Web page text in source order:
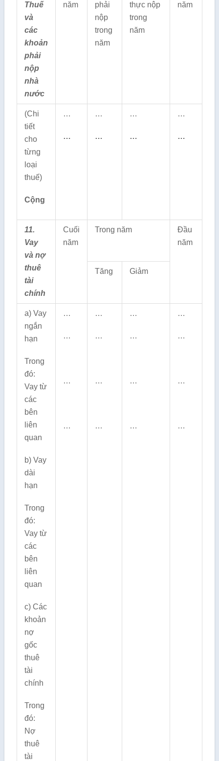
Thuế
và
các
khoản
phải
nộp
nhà
nước
năm
phải
nộp
trong
năm
thực nộp
trong
năm
năm
(Chi
tiết
cho
từng
loại
thuế)
Cộng
…
…
…
…
…
…
…
…
11.
Vay
và nợ
thuê
tài
chính
Cuối
năm
Trong năm
Đầu
năm
Tăng Giảm
a) Vay
ngắn
hạn
Trong
đó:
Vay từ
các
bên
liên
quan
b) Vay
dài
hạn
Trong
đó:
Vay từ
các
bên
liên
quan
c) Các
khoản
nợ
gốc
thuê
tài
chính
Trong
đó:
Nợ
thuê
tài
…
…
…
…
…
…
…
…
…
…
…
…
…
…
…
…